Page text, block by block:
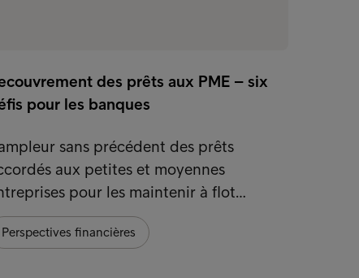
des prêts aux PME – six
pour les banques
sans précédent des prêts
aux petites et moyennes
pour les maintenir à flot…
Perspectives financières